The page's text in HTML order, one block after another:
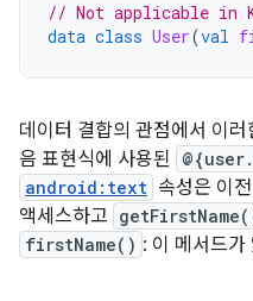
// Not applicable in
data class User(val
데이터 결합의 관점에서 이
음 표현식에 사용된
android:text 속성은 이
액세스하고
firstName() : 이 메서드가